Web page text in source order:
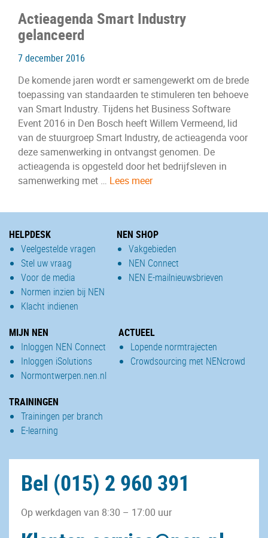
Actieagenda Smart Industry
gelanceerd
7 december 2016
De komende jaren wordt er samengewerkt om de brede
toepassing van standaarden te stimuleren ten behoeve
van Smart Industry. Tijdens het Business Software
Event 2016 in Den Bosch heeft Willem Vermeend, lid
van de stuurgroep Smart Industry, de actieagenda voor
deze samenwerking in ontvangst genomen. De
actieagenda is opgesteld door het bedrijfsleven in
samenwerking met … Lees meer
HELPDESK
Veelgestelde vragen
Stel uw vraag
Voor de media
Normen inzien bij NEN
Klacht indienen
NEN SHOP
Vakgebieden
NEN Connect
NEN E-mailnieuwsbrieven
MIJN NEN
Inloggen NEN Connect
Inloggen iSolutions
Normontwerpen.nen.nl
ACTUEEL
Lopende normtrajecten
Crowdsourcing met NENcrowd
TRAININGEN
Trainingen per branch
E-learning
Bel (015) 2 960 391
Op werkdagen van 8:30 – 17:00 uur